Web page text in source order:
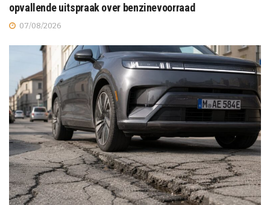
opvallende uitspraak over benzinevoorraad
07/08/2026